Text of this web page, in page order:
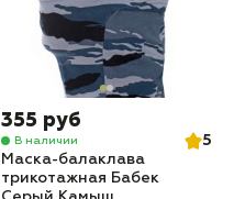
355 руб
В наличии
5
Маска-балаклава
трикотажная Бабек